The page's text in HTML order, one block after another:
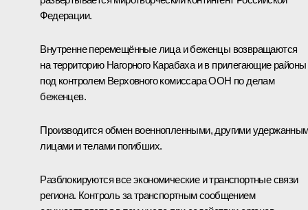
Федерации.
Внутренне перемещённые лица и беженцы возвращаются
на территорию Нагорного Карабаха и в прилегающие районы
под контролем Верховного комиссара ООН по делам
беженцев.
Производится обмен военнопленными, другими
лицами и телами погибших.
Разблокируются все экономические и транспортные связи
региона. Контроль за транспортным сообщением